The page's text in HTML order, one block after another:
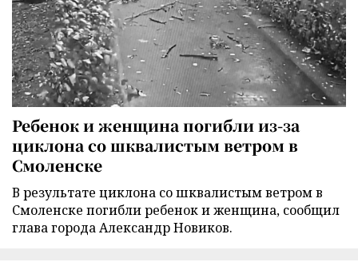
Ребенок и женщина погибли из-за
циклона со шквалистым ветром в
Смоленске
В результате циклона со шквалистым ветром в
Смоленске погибли ребенок и женщина, сообщил
глава города Александр Новиков.